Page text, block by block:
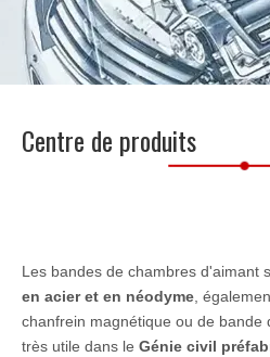
Centre de produits
Les bandes de chambres d'aimant
en acier et en néodyme ,
chanfrein magnétique ou de bande
très utile dans le Génie civil